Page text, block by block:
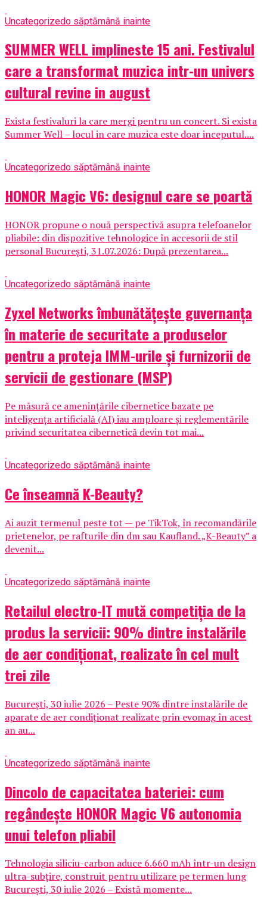
Uncategorizedo săptămână inainte
SUMMER WELL implineste 15 ani. Festivalul
care a transformat muzica intr-un univers
cultural revine in august
Exista festivaluri la care mergi pentru un concert. Si exista
Summer Well – locul in care muzica este doar inceputul....
Uncategorizedo săptămână inainte
HONOR Magic V6: designul care se poartă
HONOR propune o nouă perspectivă asupra telefoanelor
pliabile: din dispozitive tehnologice în accesorii de stil
personal București, 31.07.2026: După prezentarea...
Uncategorizedo săptămână inainte
Zyxel Networks îmbunătățește guvernanța
în materie de securitate a produselor
pentru a proteja IMM-urile și furnizorii de
servicii de gestionare (MSP)
Pe măsură ce amenințările cibernetice bazate pe
inteligența artificială (AI) iau amploare și reglementările
privind securitatea cibernetică devin tot mai...
Uncategorizedo săptămână inainte
Ce înseamnă K-Beauty?
Ai auzit termenul peste tot — pe TikTok, în recomandările
prietenelor, pe rafturile din dm sau Kaufland. „K-Beauty” a
devenit...
Uncategorizedo săptămână inainte
Retailul electro-IT mută competiția de la
produs la servicii: 90% dintre instalările
de aer condiționat, realizate în cel mult
trei zile
București, 30 iulie 2026 – Peste 90% dintre instalările de
aparate de aer condiționat realizate prin evomag în acest
an au...
Uncategorizedo săptămână inainte
Dincolo de capacitatea bateriei: cum
regândește HONOR Magic V6 autonomia
unui telefon pliabil
Tehnologia siliciu-carbon aduce 6.660 mAh într-un design
ultra-subțire, construit pentru utilizare pe termen lung
București, 30 iulie 2026 – Există momente...